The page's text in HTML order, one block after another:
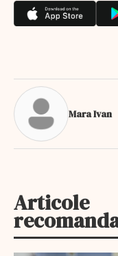
Mara Ivan
Articole